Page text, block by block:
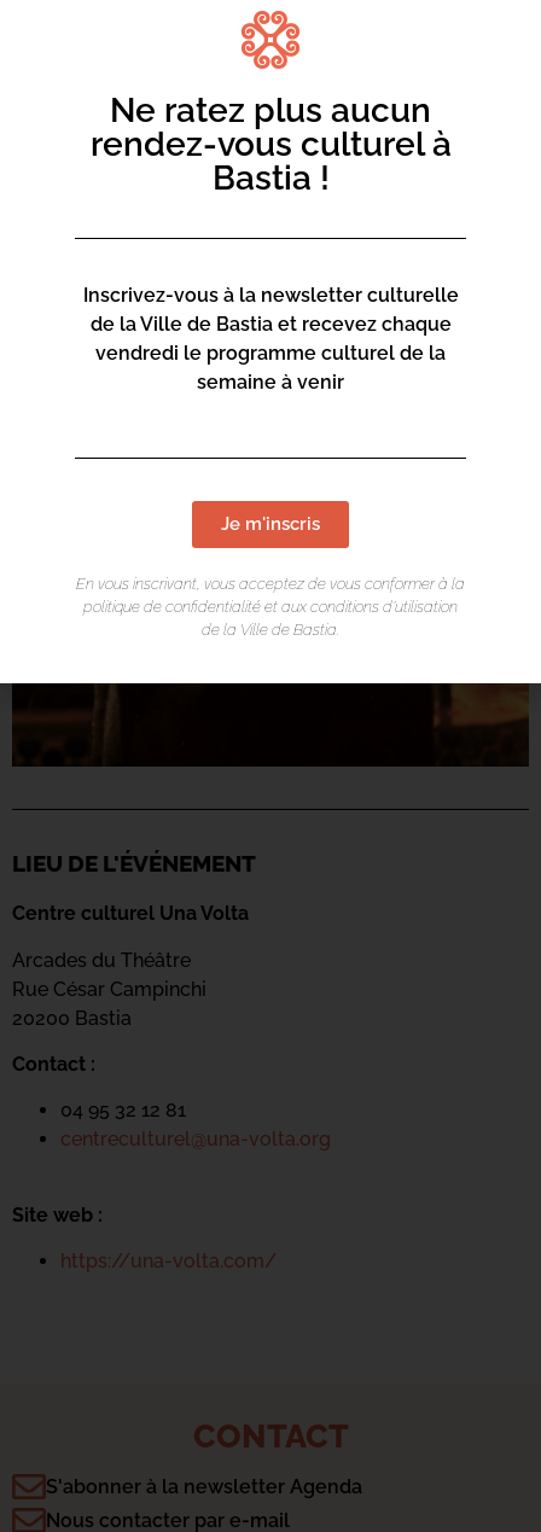
Représentation tout public
LIEU DE L'ÉVÉNEMENT
Centre culturel Una Volta
Arcades du Théâtre
Rue César Campinchi
20200 Bastia
Contact :
04 95 32 12 81
centreculturel@una-volta.org
Site web :
https://una-volta.com/
CONTACT
S'abonner à la newsletter Agenda
Nous contacter par e-mail
Ne ratez plus aucun
rendez-vous culturel à
Bastia !
Inscrivez-vous à la newsletter culturelle
de la Ville de Bastia et recevez chaque
vendredi le programme culturel de la
semaine à venir
Je m'inscris
En vous inscrivant, vous acceptez de vous conformer à la
politique de confidentialité et aux conditions d’utilisation
de la Ville de Bastia.